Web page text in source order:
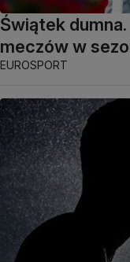
Świątek
meczów w
EUROSPORT